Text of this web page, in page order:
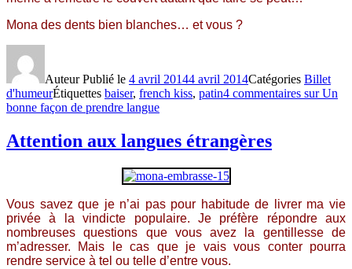
Mona des dents bien blanches… et vous ?
AuteurPublié le 4 avril 20144 avril 2014Catégories Billet
d'humeurÉtiquettes baiser, french kiss, patin4 commentaires sur Un
bonne façon de prendre langue
Attention aux langues étrangères
Vous savez que je n’ai pas pour habitude de livrer ma vie
privée à la vindicte populaire. Je préfère répondre aux
nombreuses questions que vous avez la gentillesse de
m’adresser. Mais le cas que je vais vous conter pourra
rendre service à tel ou telle d’entre vous.